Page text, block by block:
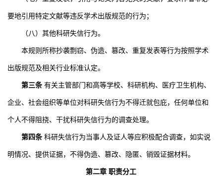
要地引用特定文献等违反学术出版规范的行为；
（八）其他科研失信行为。
本规则所称抄袭剽窃、伪造、篡改、重复发表等行为按照学术
出版规范及相关行业标准认定。
第三条 有关主管部门和高等学校、科研机构、医疗卫生机构、
企业、社会组织等单位对科研失信行为不得迁就包庇，任何单位和
个人不得阻挠、干扰科研失信行为的调查处理。
第四条 科研失信行为当事人及证人等应积极配合调查，如实说
明情况、提供证据，不得伪造、篡改、隐匿、销毁证据材料。
第二章 职责分工